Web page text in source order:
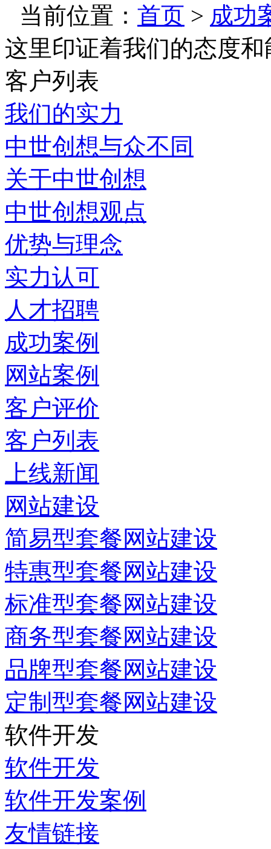
当前位置： 首页 > 成功
这里印证着我们的态度和
客户列表
我们的实力
中世创想与众不同
关于中世创想
中世创想观点
优势与理念
实力认可
人才招聘
成功案例
网站案例
客户评价
客户列表
上线新闻
网站建设
简易型套餐网站建设
特惠型套餐网站建设
标准型套餐网站建设
商务型套餐网站建设
品牌型套餐网站建设
定制型套餐网站建设
软件开发
软件开发
软件开发案例
友情链接